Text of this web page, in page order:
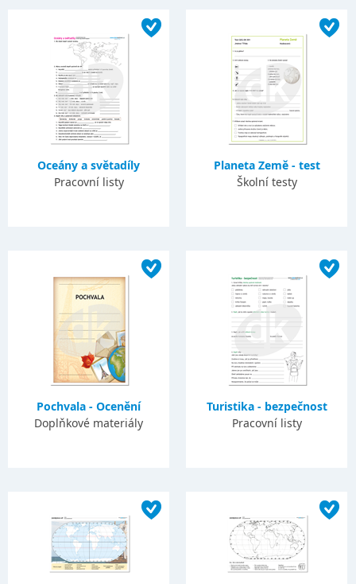
Oceány a světadíly
Pracovní listy
Planeta Země - test
Školní testy
Pochvala - Ocenění
Doplňkové materiály
Turistika - bezpečnost
Pracovní listy